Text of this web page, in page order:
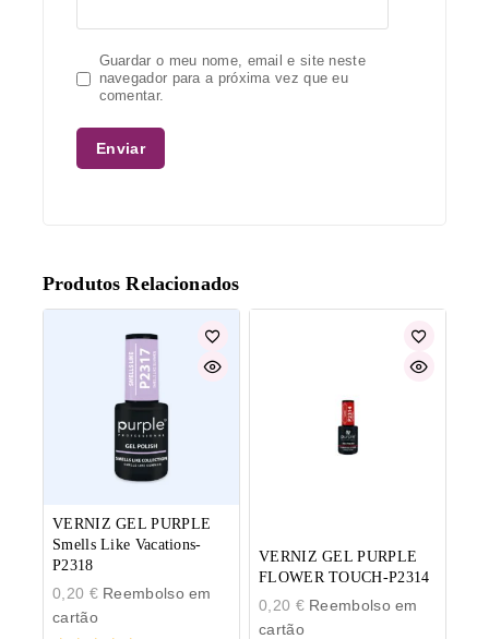
Guardar o meu nome, email e site neste
navegador para a próxima vez que eu
comentar.
Produtos Relacionados
VERNIZ GEL PURPLE
Smells Like Vacations-
P2318
0,20 €Reembolso em
cartão
VERNIZ GEL PURPLE
FLOWER TOUCH-P2314
0,20 €Reembolso em
cartão